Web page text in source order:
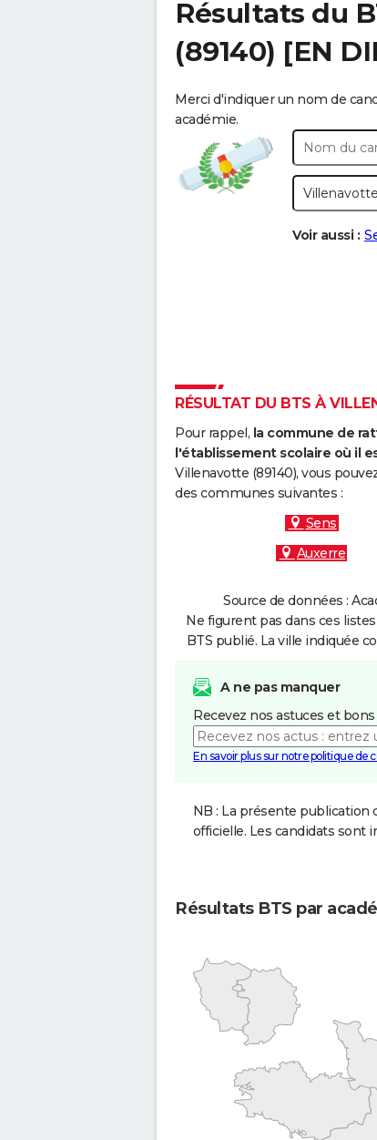
Résultats du
(89140) [EN
Merci d'indiquer un nom de
académie.
Voir aussi :
RÉSULTAT DU BTS À
Pour rappel, la commune de
l'établissement scolaire où il
Villenavotte (89140), vous
des communes suivantes :
Sens
Auxerre
Source de données :
Ne figurent pas dans ces
BTS publié. La ville indiquée
A ne pas manquer
Recevez nos astuces et
En savoir plus sur notre politique de
NB : La présente publication
officielle. Les candidats sont
Résultats BTS par